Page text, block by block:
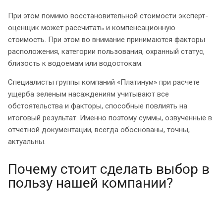
При этом помимо восстановительной стоимости эксперт-
оценщик может рассчитать и компенсационную
стоимость. При этом во внимание принимаются факторы
расположения, категории пользования, охранный статус,
близость к водоемам или водостокам.
Специалисты группы компаний «Платинум» при расчете
ущерба зеленым насаждениям учитывают все
обстоятельства и факторы, способные повлиять на
итоговый результат. Именно поэтому суммы, озвученные в
отчетной документации, всегда обоснованы, точны,
актуальны.
Почему стоит сделать выбор в
пользу нашей компании?